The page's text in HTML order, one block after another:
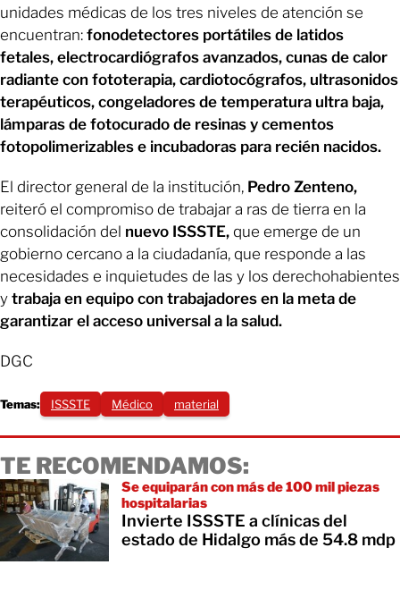
unidades médicas de los tres niveles de atención se
encuentran: fonodetectores portátiles de latidos
fetales, electrocardiógrafos avanzados, cunas de calor
radiante con fototerapia, cardiotocógrafos, ultrasonidos
terapéuticos, congeladores de temperatura ultra baja,
lámparas de fotocurado de resinas y cementos
fotopolimerizables e incubadoras para recién nacidos.
El director general de la institución, Pedro Zenteno,
reiteró el compromiso de trabajar a ras de tierra en la
consolidación del nuevo ISSSTE, que emerge de un
gobierno cercano a la ciudadanía, que responde a las
necesidades e inquietudes de las y los derechohabientes
y trabaja en equipo con trabajadores en la meta de
garantizar el acceso universal a la salud.
DGC
Temas: ISSSTE Médico material
TE RECOMENDAMOS:
Se equiparán con más de 100 mil piezas
hospitalarias
Invierte ISSSTE a clínicas del
estado de Hidalgo más de 54.8 mdp